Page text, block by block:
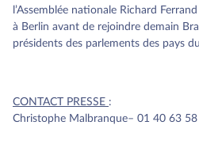
l’Assemblée nationale Richard
à Berlin avant de rejoindre demain
présidents des parlements des pays
CONTACT PRESSE :
Christophe Malbranque– 01 40 63